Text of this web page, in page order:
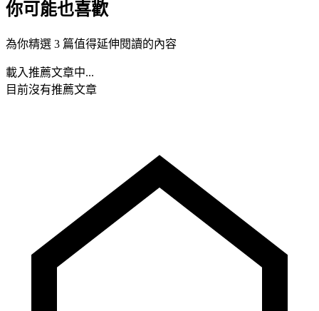
你可能也喜歡
為你精選 3 篇值得延伸閱讀的內容
載入推薦文章中...
目前沒有推薦文章